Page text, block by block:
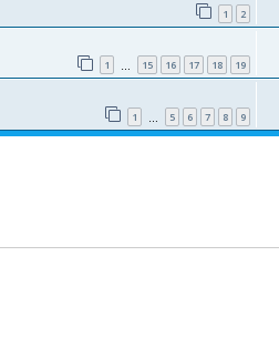
1 2
1 15 16 17 18 19
1 5 6 7 8 9